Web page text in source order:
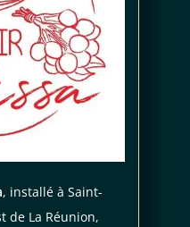
, installé à Saint-
de La Réunion,
de